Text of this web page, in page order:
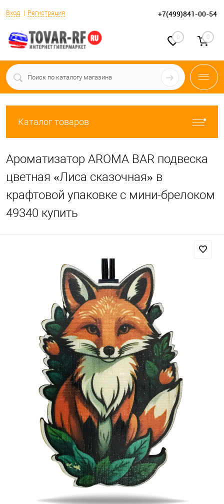
Вход Регистрация +7(499)841-00-54
0 0
Каталог товаров
Ароматизатор AROMA BAR подвеска
цветная «Лиса сказочная» в
крафтовой упаковке с мини-брелоком
49340 купить